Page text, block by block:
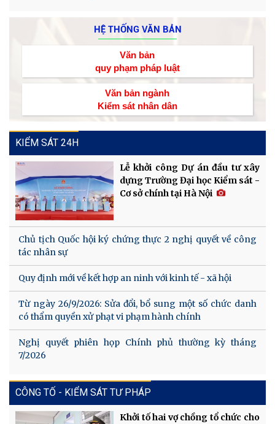
HỆ THỐNG VĂN BẢN
Văn bản
quy phạm pháp luật
Văn bản ngành
Kiểm sát nhân dân
KIỂM SÁT 24H
Lễ khởi công Dự án đầu tư xây
dựng Trường Đại học Kiểm sát -
Cơ sở chính tại Hà Nội
Chủ tịch Quốc hội ký chứng thực 2 nghị quyết về công
tác nhân sự
Quy định mới về kết hợp an ninh với kinh tế - xã hội
Từ ngày 26/9/2026: Sửa đổi, bổ sung một số chức danh
có thẩm quyền xử phạt vi phạm hành chính
Nghị quyết phiên họp Chính phủ thường kỳ tháng
7/2026
CÔNG TỐ - KIỂM SÁT TƯ PHÁP
Khởi tố hai vợ chồng tổ chức cho